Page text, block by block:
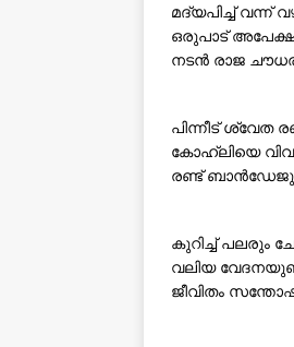
മദ്യപിച്ച് വന്ന്
ഒരുപാട്
നടൻ രാജ
പിന്നീട് ശ്വേത
കോഹ്‌ലിയെ
രണ്ട്
കുറിച്ച് പലരും
വലിയ
ജീവിതം